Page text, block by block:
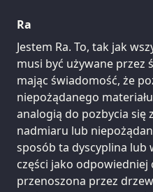
Ra
Jestem Ra. To, tak jak
musi być używane przez
mając świadomość, że
niepożądanego
analogią do pozbycia się
nadmiaru lub
sposób ta dyscyplina lub
części jako odpowiedniej
przenoszona przez